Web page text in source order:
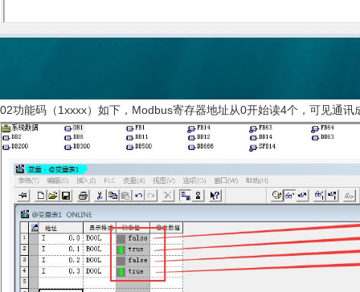
02功能码（1xxxx）如下，Modbus寄存器地址从0开始读4个，可见通讯